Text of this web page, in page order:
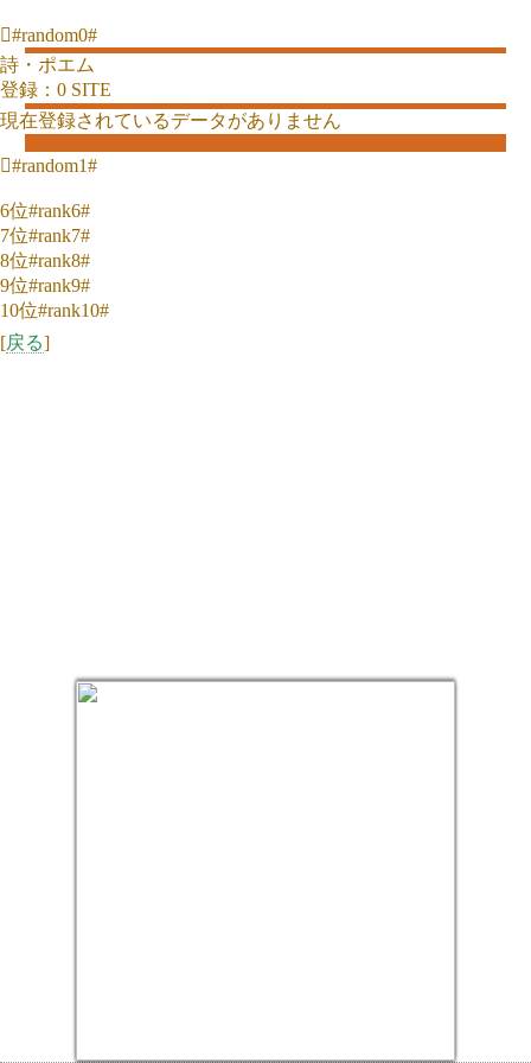
#random0#
詩・ポエム
登録：0 SITE
現在登録されているデータがありません
#random1#
6位#rank6#
7位#rank7#
8位#rank8#
9位#rank9#
10位#rank10#
[戻る]